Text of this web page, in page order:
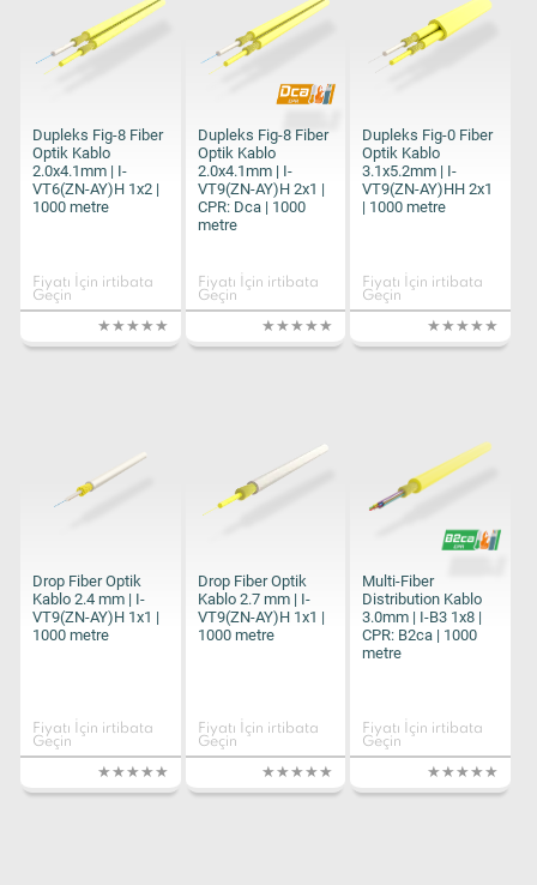
Dupleks Fig-8 Fiber
Optik Kablo
2.0x4.1mm | I-
VT6(ZN-AY)H 1x2 |
1000 metre
Fiyatı İçin irtibata
Geçin
Dupleks Fig-8 Fiber
Optik Kablo
2.0x4.1mm | I-
VT9(ZN-AY)H 2x1 |
CPR: Dca | 1000
metre
Fiyatı İçin irtibata
Geçin
Dupleks Fig-0 Fiber
Optik Kablo
3.1x5.2mm | I-
VT9(ZN-AY)HH 2x1
| 1000 metre
Fiyatı İçin irtibata
Geçin
Drop Fiber Optik
Kablo 2.4 mm | I-
VT9(ZN-AY)H 1x1 |
1000 metre
Fiyatı İçin irtibata
Geçin
Drop Fiber Optik
Kablo 2.7 mm | I-
VT9(ZN-AY)H 1x1 |
1000 metre
Fiyatı İçin irtibata
Geçin
Multi-Fiber
Distribution Kablo
3.0mm | I-B3 1x8 |
CPR: B2ca | 1000
metre
Fiyatı İçin irtibata
Geçin